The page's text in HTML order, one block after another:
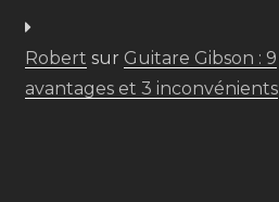
Robert sur Guitare Gibson : 9
avantages et 3 inconvénients